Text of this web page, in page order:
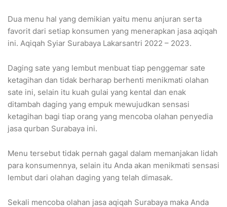
Dua menu hal yang demikian yaitu menu anjuran serta
favorit dari setiap konsumen yang menerapkan jasa aqiqah
ini. Aqiqah Syiar Surabaya Lakarsantri 2022 – 2023.
Daging sate yang lembut menbuat tiap penggemar sate
ketagihan dan tidak berharap berhenti menikmati olahan
sate ini, selain itu kuah gulai yang kental dan enak
ditambah daging yang empuk mewujudkan sensasi
ketagihan bagi tiap orang yang mencoba olahan penyedia
jasa qurban Surabaya ini.
Menu tersebut tidak pernah gagal dalam memanjakan lidah
para konsumennya, selain itu Anda akan menikmati sensasi
lembut dari olahan daging yang telah dimasak.
Sekali mencoba olahan jasa aqiqah Surabaya maka Anda